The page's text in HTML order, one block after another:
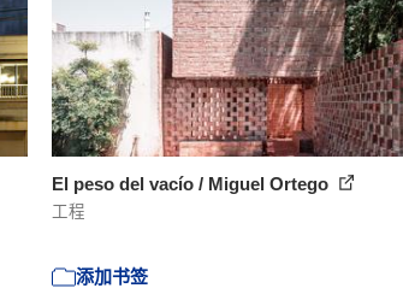
El peso del vacío / Miguel Ortego
工程
添加书签